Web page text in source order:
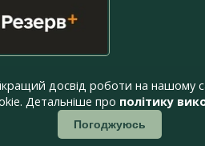
досвід роботи на нашому
Детальніше про політику
Погоджуюсь